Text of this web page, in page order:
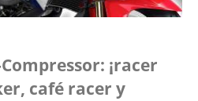
¡racer
café racer y